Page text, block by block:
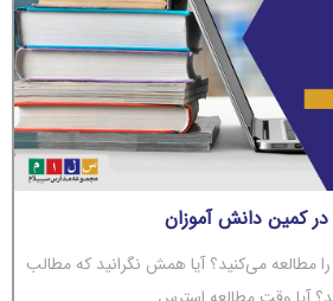
کمین دانش آموزان
مطالعه می‌کنید؟ آیا همش نگرانید که مطالب